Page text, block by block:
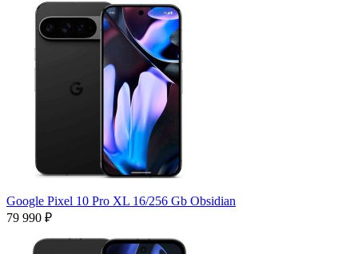
Google Pixel 10 Pro XL 16/256 Gb Obsidian
79 990 ₽